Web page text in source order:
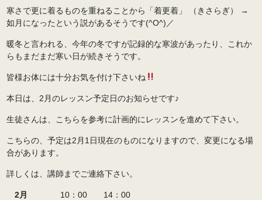
寒さで更に着るものを重ねることから「着更着」 （きさらぎ） →
如月になったという説があるそうです(^O^)／
暖冬と言われる、今年の冬ですが記録的な寒波があったり、これか
らもまだまだ寒い日が続きそうです。
皆様お体には十分お気を付け下さいね
本日は、2月のレッスン予定日のお知らせです♪
生徒さんは、こちらを参考に計画的にレッスンを進めて下さい。
こちらの、予定は2月1日現在のものになりますので、変更になる場
合があります。
詳しくは、講師までご連絡下さい。
2月 10：00 14：00